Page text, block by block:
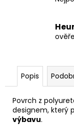
Popis
Povrch z
designem, který
výbavu.